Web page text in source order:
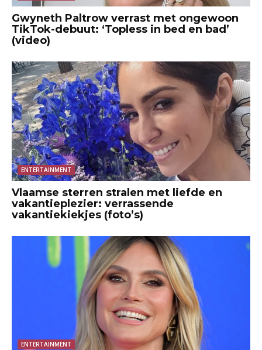
Gwyneth Paltrow verrast met ongewoon
TikTok-debuut: ‘Topless in bed en bad’
(video)
ENTERTAINMENT
Vlaamse sterren stralen met liefde en
vakantieplezier: verrassende
vakantiekiekjes (foto’s)
ENTERTAINMENT